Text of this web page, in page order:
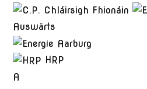
Auswärts
HRP
A